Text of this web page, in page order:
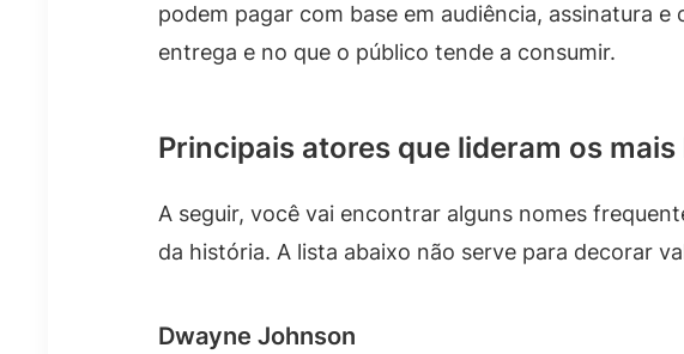
podem pagar com base em audiência, assinatura
entrega e no que o público tende a consumir.
Principais atores que lideram os
A seguir, você vai encontrar alguns nomes
da história. A lista abaixo não serve para decorar
Dwayne Johnson